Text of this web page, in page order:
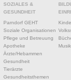
SOZIALES &
GESUNDHEIT
Parndorf GEHT
Soziale Organisationen
Pflege und Betreuung
Apotheke
Ärzte/Hebammen
Gesundheit
Tierärzte
Gesundheitsthemen